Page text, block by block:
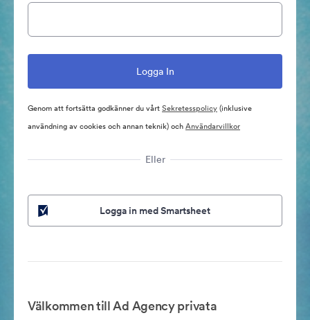
Genom att fortsätta godkänner du vårtSekretesspolicy(inklusive
användning av cookies och annan teknik) ochAnvändarvillkor
Eller
Logga in med Smartsheet
Välkommen till Ad Agency privata